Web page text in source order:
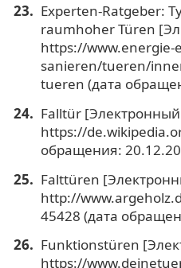
Experten-Ratgeber:
raumhoher Türen
https://
sanieren/tueren/
tueren (дата
Falltür [Электронный
https://
обращения:
Falttüren
http://
45428 (дата
Funktionstüren
https://